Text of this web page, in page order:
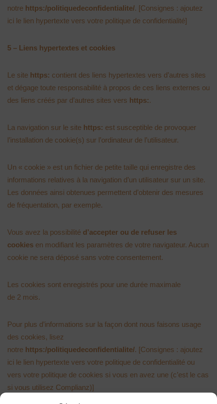
notre https:/politiquedeconfidentialite/. [Consignes : ajoutez
ici le lien hypertexte vers votre politique de confidentialité]
5 – Liens hypertextes et cookies
Le site https: contient des liens hypertextes vers d’autres sites
et dégage toute responsabilité à propos de ces liens externes ou
des liens créés par d’autres sites vers https:.
La navigation sur le site https: est susceptible de provoquer
l’installation de cookie(s) sur l’ordinateur de l’utilisateur.
Un « cookie » est un fichier de petite taille qui enregistre des
informations relatives à la navigation d’un utilisateur sur un site.
Les données ainsi obtenues permettent d’obtenir des mesures
de fréquentation, par exemple.
Vous avez la possibilité d’accepter ou de refuser les
cookies en modifiant les paramètres de votre navigateur. Aucun
cookie ne sera déposé sans votre consentement.
Les cookies sont enregistrés pour une durée maximale
de 2 mois.
Pour plus d’informations sur la façon dont nous faisons usage
des cookies, lisez
notre https:/politiquedeconfidentialite/. [Consignes : ajoutez
ici le lien hypertexte vers votre politique de confidentialité ou
vers votre politique de cookies si vous en avez une (c’est le cas
si vous utilisez Complianz)]